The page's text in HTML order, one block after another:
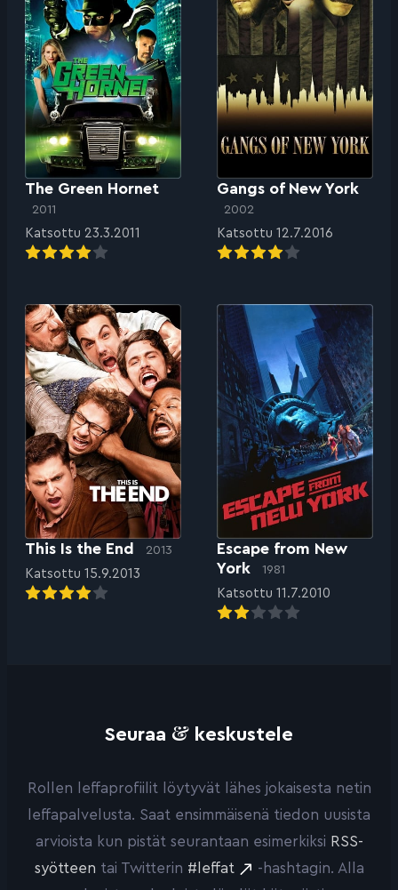
The Green Hornet
2011
Katsottu 23.3.2011
Gangs of New York
2002
Katsottu 12.7.2016
This Is the End 2013
Katsottu 15.9.2013
Escape from New
York
1981
Katsottu 11.7.2010
Seuraa & keskustele
Rollen leffaprofiilit löytyvät lähes jokaisesta netin
leffapalvelusta. Saat ensimmäisenä tiedon uusista
arvioista kun pistät seurantaan esimerkiksi RSS-
syötteen tai Twitterin #leffat
-hashtagin. Alla